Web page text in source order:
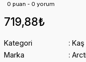
0 puan - 0 yorum
719,88₺
Kategori
Marka